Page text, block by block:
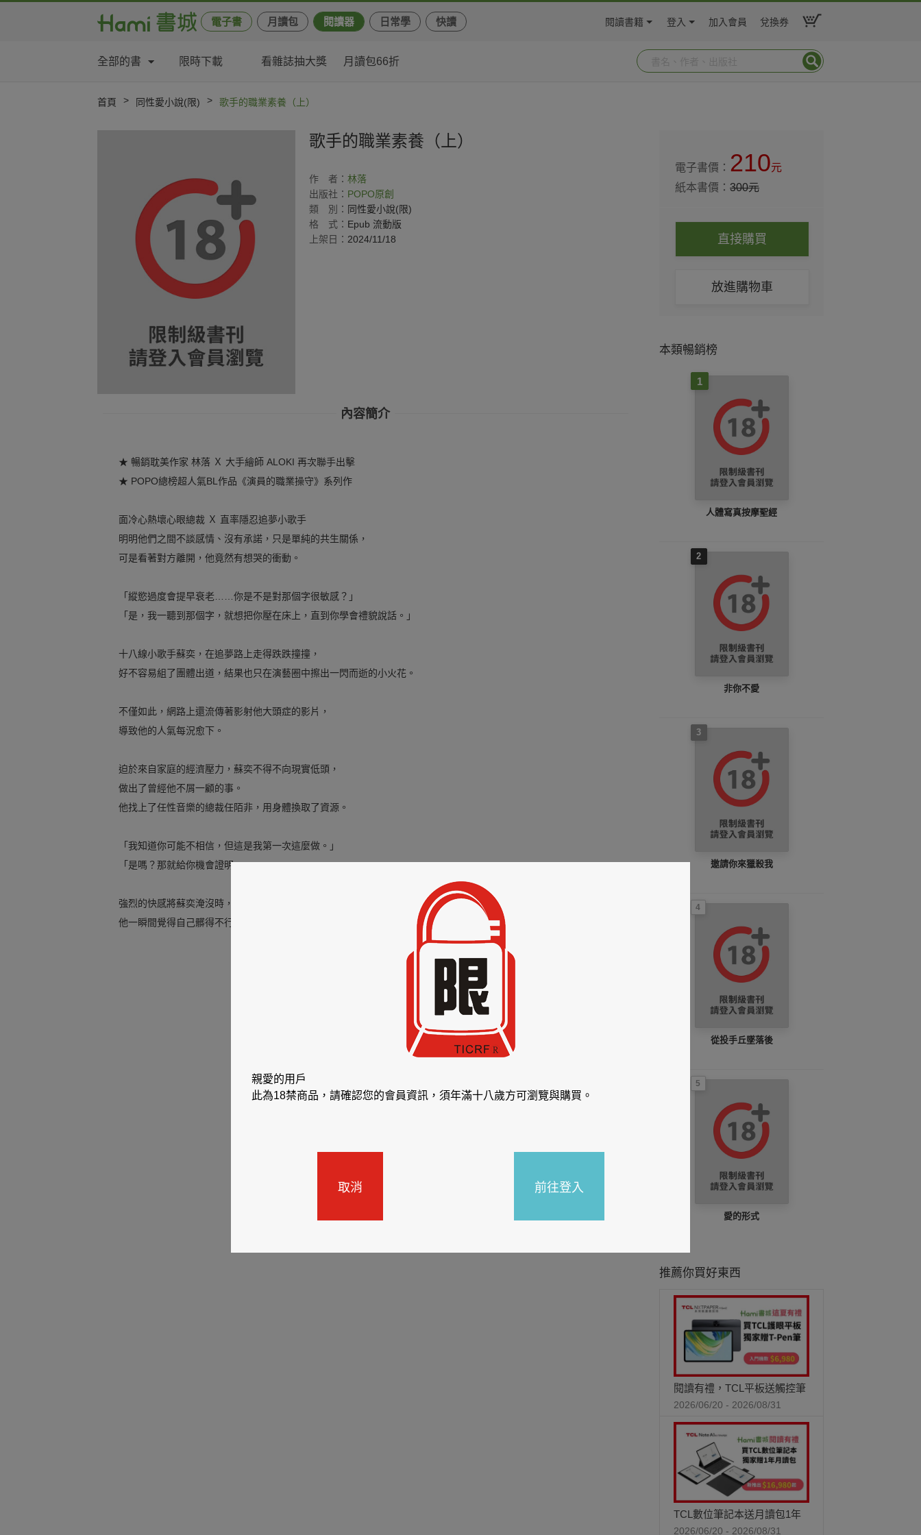
電子書 月讀包 閱讀器 日常學 快讀 閱讀書籍 登入 加入會員 兌換券
全部的書 限時下載 看雜誌抽大獎 月讀包66折
首頁 > 同性愛小說(限) > 歌手的職業素養（上）
歌手的職業素養（上）
作 者： 林落
出版社： POPO原創
類
別： 同性愛小說(限)
格
式： Epub 流動版
上架日： 2024/11/18
內容簡介
★ 暢銷耽美作家 林落 Ｘ 大手繪師 ALOKI 再次聯手出擊
★ POPO總榜超人氣BL作品《演員的職業操守》系列作
面冷心熱壞心眼總裁 Ｘ 直率隱忍追夢小歌手
明明他們之間不談感情、沒有承諾，只是單純的共生關係，
可是看著對方離開，他竟然有想哭的衝動。
「縱慾過度會提早衰老……你是不是對那個字很敏感？」
「是，我一聽到那個字，就想把你壓在床上，直到你學會禮貌說話。」
十八線小歌手蘇奕，在追夢路上走得跌跌撞撞，
好不容易組了團體出道，結果也只在演藝圈中擦出一閃而逝的小火花。
不僅如此，網路上還流傳著影射他大頭症的影片，
導致他的人氣每況愈下。
迫於來自家庭的經濟壓力，蘇奕不得不向現實低頭，
做出了曾經他不屑一顧的事。
他找上了任性音樂的總裁任陌非，用身體換取了資源。
「我知道你可能不相信，但這是我第一次這麼做。」
「是嗎？那就給你機會證明。」
強烈的快感將蘇奕淹沒時，
他一瞬間覺得自己髒得不行──身心都是。
電子書價： 210元
紙本書價：300元
直接購買
放進購物車
本類暢銷榜
1
人體寫真按摩聖經
2
非你不愛
3
邀請你來獵殺我
4
從投手丘墜落後
5
愛的形式
推薦你買好東西
閱讀有禮，TCL平板送觸控筆
2026/06/20 - 2026/08/31
TCL數位筆記本送月讀包1年
2026/06/20 - 2026/08/31
親愛的用戶
此為18禁商品，請確認您的會員資訊，須年滿十八歲方可瀏覽與購買。
取消 前往登入